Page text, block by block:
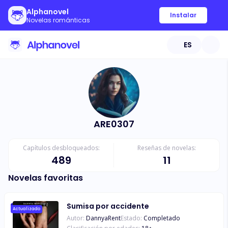
Alphanovel
Novelas románticas
Instalar
ES
ARE0307
Capítulos desbloqueados:
489
Reseñas de novelas:
11
Novelas favoritas
Actualizado Sumisa por accidente
Autor: DannyaRentEstado: Completado